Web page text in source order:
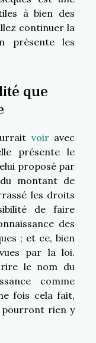
à bien des
continuer la
présente les
que
voiravec
présente le
proposé par
du montant de
les droits
de faire
des
; et ce, bien
par la loi.
le nom du
comme
fois cela fait,
pourront rien y